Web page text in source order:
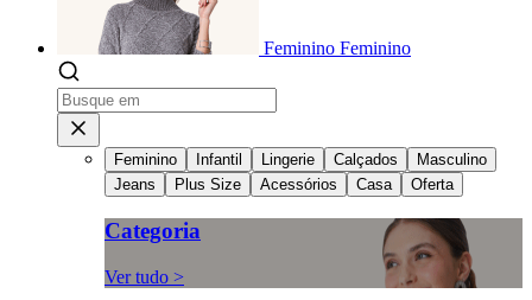
Feminino Feminino
Feminino Infantil Lingerie Calçados
Masculino
Jeans
Plus Size Acessórios Casa Oferta
Categoria
Ver tudo >